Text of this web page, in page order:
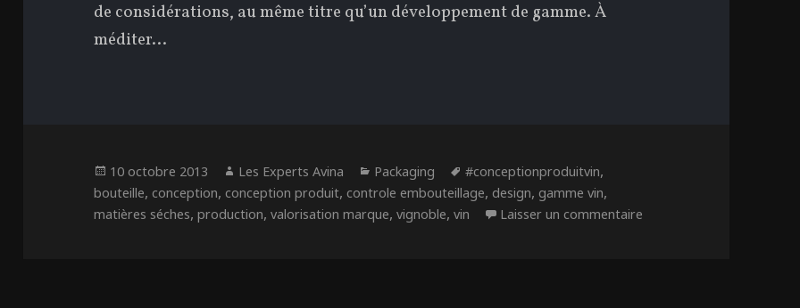
de considérations, au même titre qu’un développement de gamme. À
méditer…
Publié
le
10 octobre 2013 Auteur
Les Experts Avina Catégories
Packaging Étiquettes
#conceptionproduitvin,
bouteille,conception,conception produit,controle embouteillage, design, gamme vin,
matières séches,production,valorisation marque,vignoble,vin Laisser un commentaire